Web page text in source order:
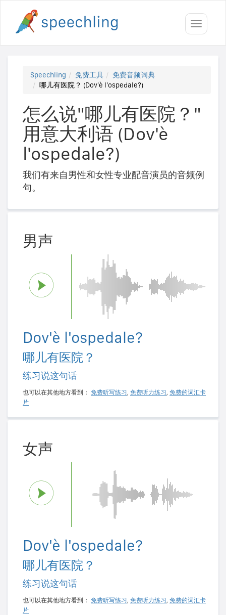
Toggle
Speechling 免费工具
免费音频词典
哪儿有医院？ (Dov'è l'ospedale?)
怎么说"哪儿有医院？"
用意大利语 (Dov'è
l'ospedale?)
我们有来自男性和女性专业配音演员的音频例
句。
男声
Dov'è l'ospedale?
哪儿有医院？
练习说这句话
也可以在其他地方看到： 免费听写练习, 免费听力练习, 免费的词汇卡
片
女声
Dov'è l'ospedale?
哪儿有医院？
练习说这句话
也可以在其他地方看到： 免费听写练习 , 免费听力练习 , 免费的词汇卡
片